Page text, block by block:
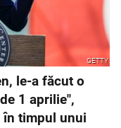
GETTY
le-a făcut o
1 aprilie",
în timpul unui